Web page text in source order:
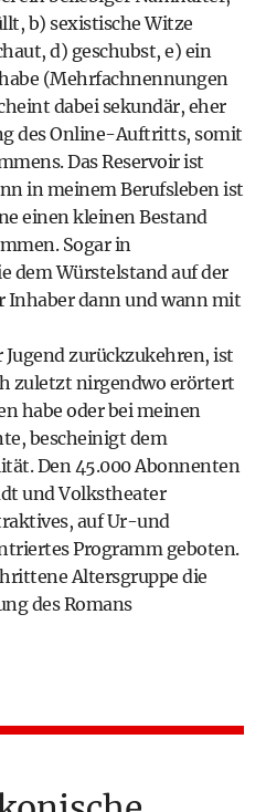
b) sexistische Witze
d) geschubst, e) ein
(Mehrfachnennungen
dabei sekundär, eher
des Online-Auftritts, somit
Das Reservoir ist
in meinem Berufsleben ist
einen kleinen Bestand
Sogar in
dem Würstelstand auf der
Inhaber dann und wann mit
zurückzukehren, ist
zuletzt nirgendwo erörtert
habe oder bei meinen
bescheinigt dem
Den 45.000 Abonnenten
und Volkstheater
auf Ur-und
Programm geboten.
Altersgruppe die
des Romans